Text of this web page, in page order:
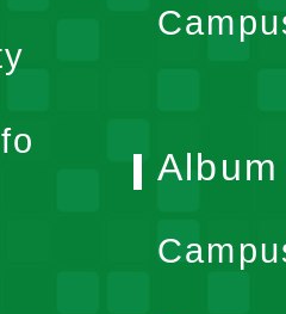
expand
Album